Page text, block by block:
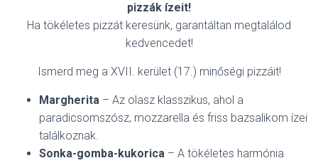
pizzák ízeit!
Ha tökéletes pizzát keresünk, garantáltan megtalálod
kedvencedet!
Ismerd meg a XVII. kerület (17.) minőségi pizzáit!
Margherita – Az olasz klasszikus, ahol a
paradicsomszósz, mozzarella és friss bazsalikom ízei
találkoznak.
Sonka-gomba-kukorica – A tökéletes harmónia